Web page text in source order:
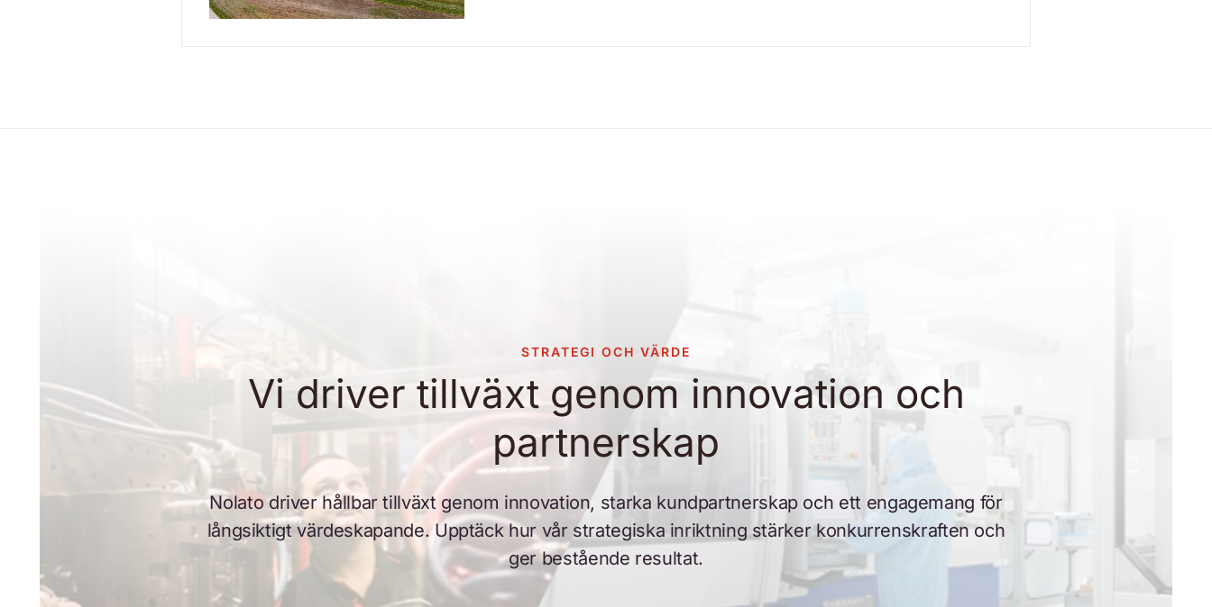
STRATEGI OCH VÄRDE
Vi driver tillväxt genom innovation och
partnerskap
Nolato driver hållbar tillväxt genom innovation, starka kundpartnerskap och ett engagemang för
långsiktigt värdeskapande. Upptäck hur vår strategiska inriktning stärker konkurrenskraften och
ger bestående resultat.